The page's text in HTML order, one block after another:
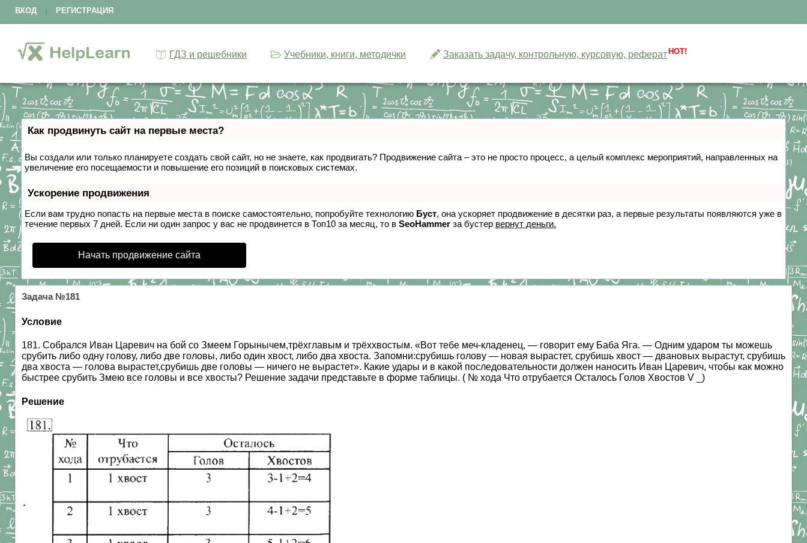
ВХОД РЕГИСТРАЦИЯ
ГДЗ и решебники Учебники, книги, методички Заказать задачу, контрольную, курсовую, реферат HOT!
Как продвинуть сайт на первые места?
Вы создали или только планируете создать свой сайт, но не знаете, как продвигать? Продвижение сайта – это не просто процесс, а целый комплекс мероприятий, направленных на
увеличение его посещаемости и повышение его позиций в поисковых системах.
Ускорение продвижения
Если вам трудно попасть на первые места в поиске самостоятельно, попробуйте технологию Буст, она ускоряет продвижение в десятки раз, а первые результаты появляются уже в
течение первых 7 дней. Если ни один запрос у вас не продвинется в Топ10 за месяц, то в SeoHammer за бустер вернут деньги.
Начать продвижение сайта
Задача №181
Условие
181. Собрался Иван Царевич на бой со Змеем Горынычем,трёхглавым и трёххвостым. «Вот тебе меч-кладенец, — говорит ему Баба Яга. — Одним ударом ты можешь
срубить либо одну голову, либо две головы, либо один хвост, либо два хвоста. Запомни:срубишь голову — новая вырастет, срубишь хвост — двановых вырастут, срубишь
два хвоста — голова вырастет,срубишь две головы — ничего не вырастет». Какие удары и в какой последовательности должен наносить Иван Царевич, чтобы как можно
быстрее срубить Змею все головы и все хвосты? Решение задачи представьте в форме таблицы. ( № хода Что отрубается Осталось Голов Хвостов V _)
Решение